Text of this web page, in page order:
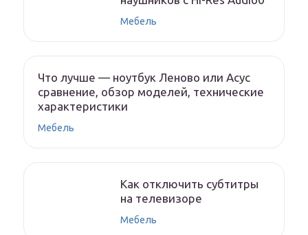
Мебель
Что лучше — ноутбук Леново или Асус
сравнение, обзор моделей, технические
характеристики
Мебель
Как отключить субтитры
на телевизоре
Мебель